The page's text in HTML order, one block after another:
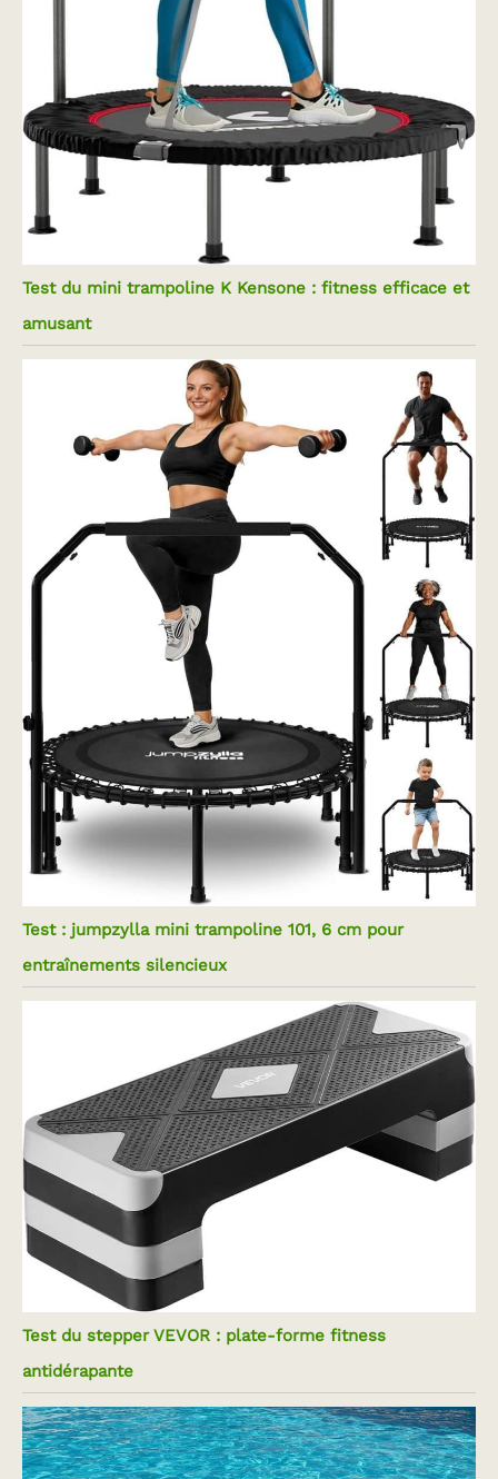
Test du mini trampoline K Kensone : fitness efficace et
amusant
Test : jumpzylla mini trampoline 101, 6 cm pour
entraînements silencieux
Test du stepper VEVOR : plate-forme fitness
antidérapante